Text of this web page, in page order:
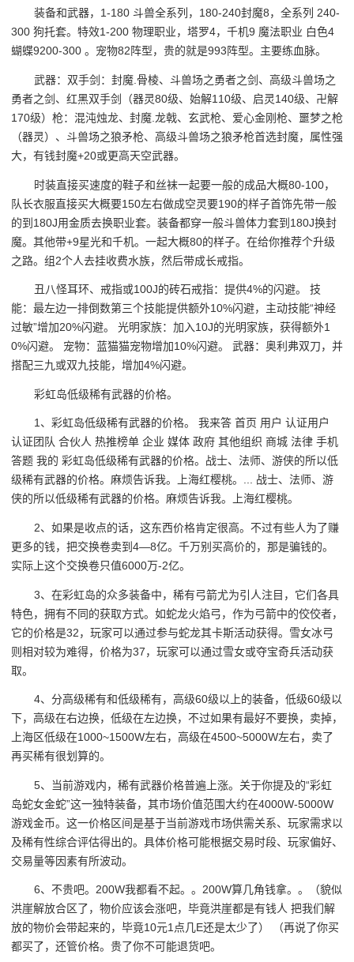
装备和武器，1-180 斗兽全系列，180-240封魔8，全系列 240-
300 狗托套。特效1-200 物理职业，塔罗4，千机9 魔法职业 白色4
蝴蝶9200-300 。宠物82阵型，贵的就是993阵型。主要练血脉。
武器：双手剑：封魔.骨棱、斗兽场之勇者之剑、高级斗兽场之
勇者之剑、红黑双手剑（器灵80级、始解110级、启灵140级、卍解
170级）枪：混沌烛龙、封魔.龙戟、玄武枪、爱心金刚枪、噩梦之枪
（器灵）、斗兽场之狼矛枪、高级斗兽场之狼矛枪首选封魔，属性强
大，有钱封魔+20或更高天空武器。
时装直接买速度的鞋子和丝袜一起要一般的成品大概80-100，
队长衣服直接买大概要150左右做成空灵要190的样子首饰先带一般
的到180J用金质去换职业套。装备都穿一般斗兽体力套到180J换封
魔。其他带+9星光和千机。一起大概80的样子。在给你推荐个升级
之路。组2个人去挂收费水族，然后带成长戒指。
丑八怪耳环、戒指或100J的砖石戒指：提供4%的闪避。 技
能：最左边一排倒数第三个技能提供额外10%闪避，主动技能“神经
过敏”增加20%闪避。 光明家族：加入10J的光明家族，获得额外1
0%闪避。 宠物：蓝猫猫宠物增加10%闪避。 武器：奥利弗双刀，并
搭配三九或双九技能，增加4%闪避。
彩虹岛低级稀有武器的价格。
1、彩虹岛低级稀有武器的价格。 我来答 首页 用户 认证用户
认证团队 合伙人 热推榜单 企业 媒体 政府 其他组织 商城 法律 手机
答题 我的 彩虹岛低级稀有武器的价格。战士、法师、游侠的所以低
级稀有武器的价格。麻烦告诉我。上海红樱桃。... 战士、法师、游
侠的所以低级稀有武器的价格。麻烦告诉我。上海红樱桃。
2、如果是收点的话，这东西价格肯定很高。不过有些人为了赚
更多的钱，把交换卷卖到4—8亿。千万别买高价的，那是骗钱的。
实际上这个交换卷只值6000万-2亿。
3、在彩虹岛的众多装备中，稀有弓箭尤为引人注目，它们各具
特色，拥有不同的获取方式。如蛇龙火焰弓，作为弓箭中的佼佼者，
它的价格是32，玩家可以通过参与蛇龙其卡斯活动获得。雪女冰弓
则相对较为难得，价格为37，玩家可以通过雪女或夺宝奇兵活动获
取。
4、分高级稀有和低级稀有，高级60级以上的装备，低级60级以
下，高级在右边换，低级在左边换，不过如果有最好不要换，卖掉，
上海区低级在1000~1500W左右，高级在4500~5000W左右，卖了
再买稀有很划算的。
5、当前游戏内，稀有武器价格普遍上涨。关于你提及的“彩虹
岛蛇女金蛇”这一独特装备，其市场价值范围大约在4000W-5000W
游戏金币。这一价格区间是基于当前游戏市场供需关系、玩家需求以
及稀有性综合评估得出的。具体价格可能根据交易时段、玩家偏好、
交易量等因素有所波动。
6、不贵吧。200W我都看不起。。200W算几角钱拿。。（貌似
洪崖解放合区了，物价应该会涨吧，毕竟洪崖都是有钱人 把我们解
放的物价会带起来的，毕竟10元1点几E还是太少了） （再说了你买
都买了，还管价格。贵了你不可能退货吧。